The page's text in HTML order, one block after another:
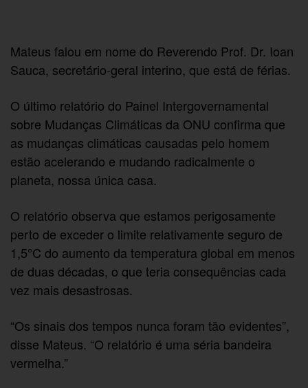
Mateus falou em nome do Reverendo Prof. Dr. Ioan
Sauca, secretário-geral interino, que está de férias.
O último relatório do Painel Intergovernamental
sobre Mudanças Climáticas da ONU confirma que
as mudanças climáticas causadas pelo homem
estão acelerando e mudando radicalmente o
planeta, nossa única casa.
O relatório observa que estamos perigosamente
perto de exceder o limite relativamente seguro de
1,5°C do aumento da temperatura global em menos
de duas décadas, o que teria consequências cada
vez mais desastrosas.
“Os sinais dos tempos nunca foram tão evidentes”,
disse Mateus. “O relatório é uma séria bandeira
vermelha.”